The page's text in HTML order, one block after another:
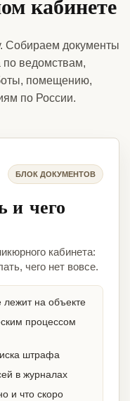
Собираем документы
по ведомствам,
помещению,
по России.
БЛОК ДОКУМЕНТОВ
и чего
кабинета:
чего нет вовсе.
лежит на объекте
процессом
штрафа
в журналах
и что скоро